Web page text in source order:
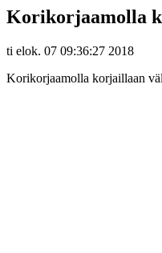
Korikorjaamolla
ti elok. 07 09:36:27 2018
Korikorjaamolla korjaillaan